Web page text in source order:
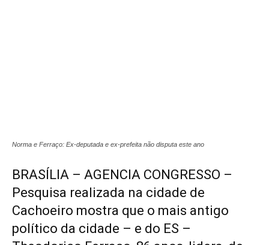
Norma e Ferraço: Ex-deputada e ex-prefeita não disputa este ano
BRASÍLIA – AGENCIA CONGRESSO –
Pesquisa realizada na cidade de
Cachoeiro mostra que o mais antigo
político da cidade – e do ES –